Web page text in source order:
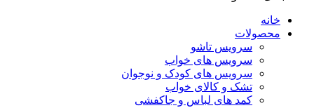
خانه
محصولات
سرویس تاشو
سرویس های خواب
سرویس های کودک و نوجوان
تشک و کالای خواب
کمد های لباس و جاکفشی